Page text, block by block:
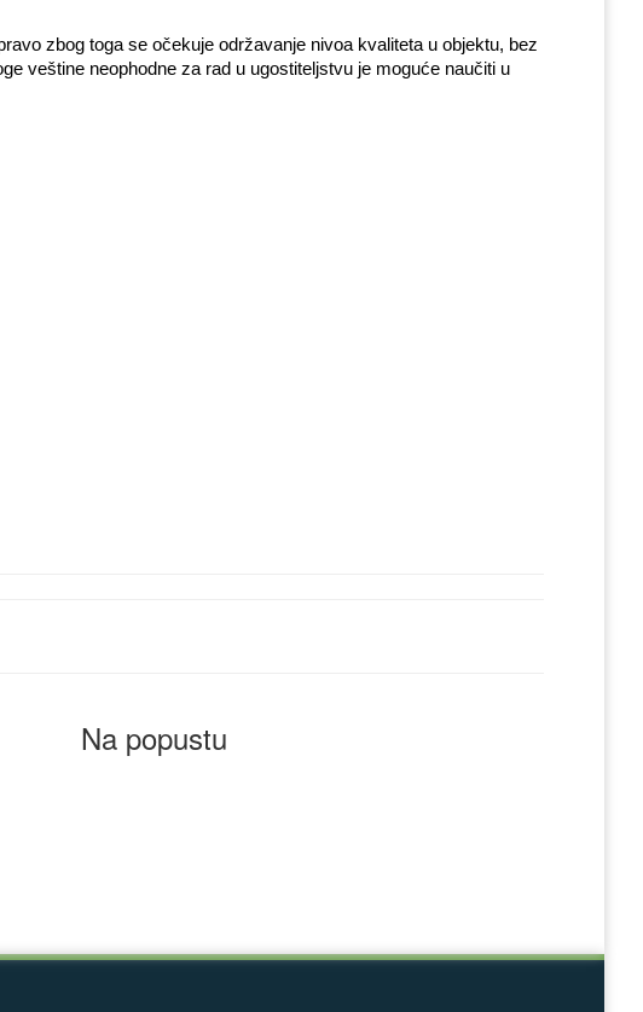
zbog toga se očekuje održavanje nivoa kvaliteta u objektu, bez
veštine neophodne za rad u ugostiteljstvu je moguće naučiti u
Na popustu